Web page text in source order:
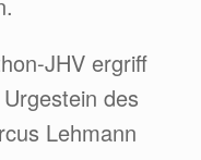
JHV ergriff
des
Lehmann